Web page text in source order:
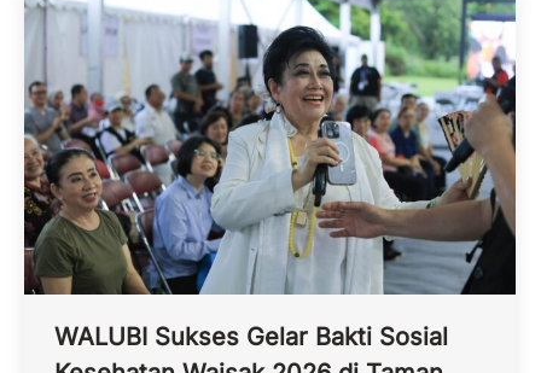
WALUBI Sukses Gelar Bakti Sosial